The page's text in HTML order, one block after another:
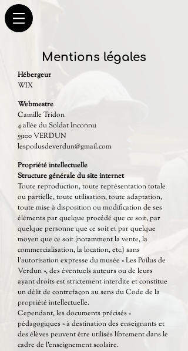
Mentions légales
Hébergeur
WIX
Webmestre
Camille Tridon
4 allée du Soldat Inconnu
55100 VERDUN
lespoilusdeverdun@gmail.com
Propriété intellectuelle
Structure générale du site internet
Toute reproduction, toute représentation totale
ou partielle, toute utilisation, toute adaptation,
toute mise à disposition ou modification de ses
éléments par quelque procédé que ce soit, par
quelque personne que ce soit et par quelque
moyen que ce soit (notamment la vente, la
commercialisation, la location, etc.) sans
l’autorisation expresse du musée « Les Poilus de
Verdun », des éventuels auteurs ou de leurs
ayant droits est strictement interdite et constitue
un délit de contrefaçon au sens du Code de la
propriété intellectuelle.
Cependant, les documents précisés «
pédagogiques » à destination des enseignants et
des élèves peuvent être utilisés librement dans le
cadre de l'enseignement scolaire.